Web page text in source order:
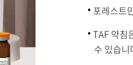
· 포레스트
· TAF 약침
수 있습니